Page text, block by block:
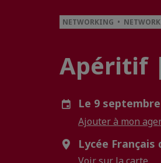
NETWORKING •
Apéritif
Le 9 septembre
Ajouter à mon
Lycée Français